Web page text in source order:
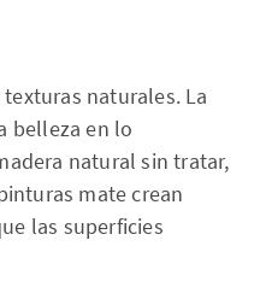
naturales. La
belleza en lo
natural sin tratar,
mate crean
las superficies